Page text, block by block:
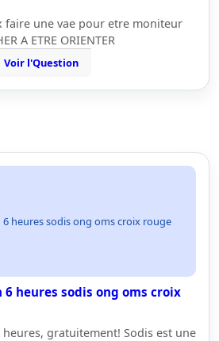
faire une vae pour etre moniteur
A ETRE ORIENTER
Voir l'Question
6 heures sodis ong oms croix rouge
6 heures sodis ong oms croix
gratuitement! Sodis est une